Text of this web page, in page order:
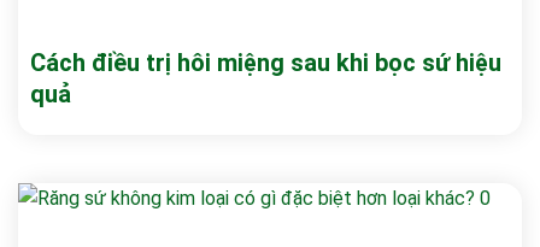
Cách điều trị hôi miệng sau khi bọc sứ hiệu
quả